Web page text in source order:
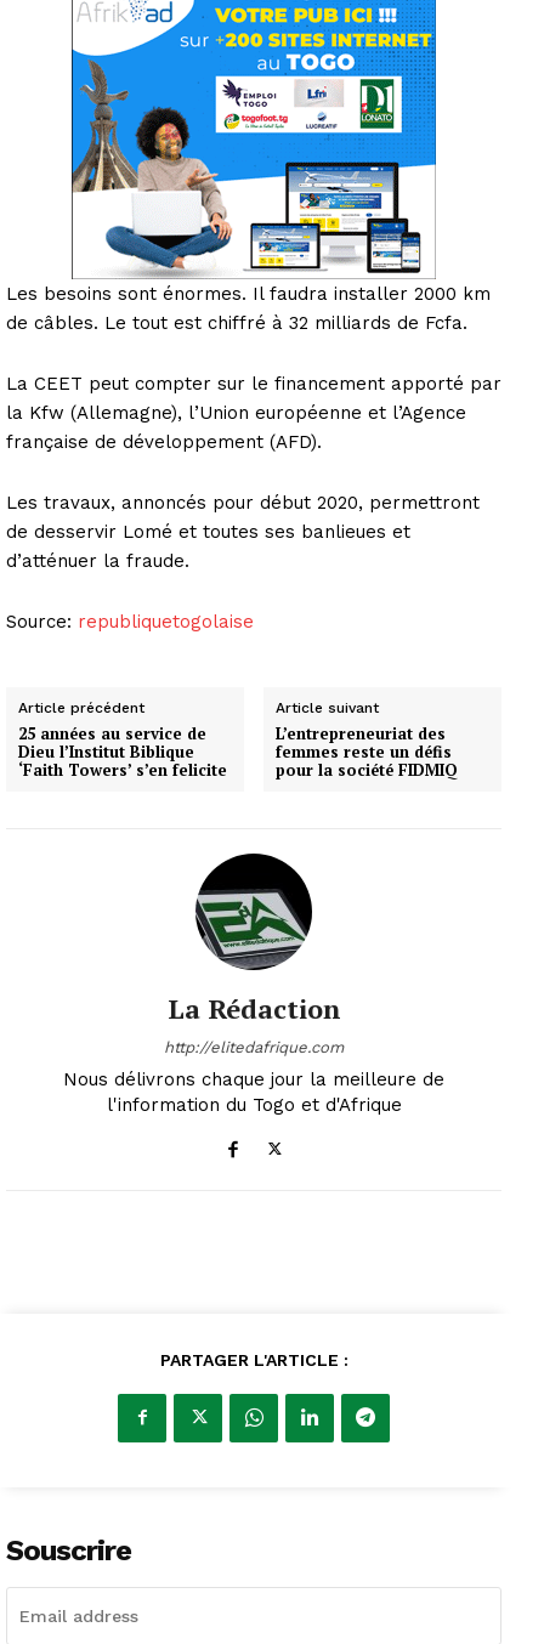
Les besoins sont énormes. Il faudra installer 2000 km
de câbles. Le tout est chiffré à 32 milliards de Fcfa.
La CEET peut compter sur le financement apporté par
la Kfw (Allemagne), l’Union européenne et l’Agence
française de développement (AFD).
Les travaux, annoncés pour début 2020, permettront
de desservir Lomé et toutes ses banlieues et
d’atténuer la fraude.
Source: republiquetogolaise
Article précédent
25 années au service de
Dieu l’Institut Biblique
‘Faith Towers’ s’en felicite
Article suivant
L’entrepreneuriat des
femmes reste un défis
pour la société FIDMIQ
La Rédaction
http://elitedafrique.com
Nous délivrons chaque jour la meilleure de
l'information du Togo et d'Afrique
PARTAGER L'ARTICLE :
Souscrire